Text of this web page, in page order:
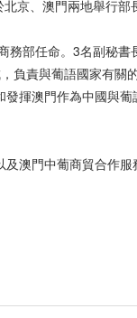
、澳門兩地舉行部
部任命。3名副秘
責與葡語國家有關
揮澳門作為中國與
澳門中葡商貿合作